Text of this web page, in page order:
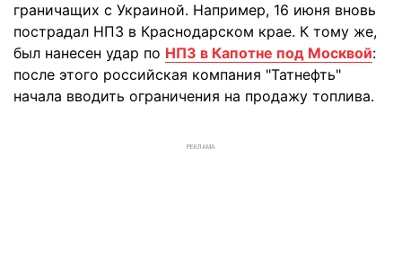
граничащих с Украиной. Например, 16 июня вновь
пострадал НПЗ в Краснодарском крае. К тому же,
был нанесен удар по НПЗ в Капотне под Москвой:
после этого российская компания "Татнефть"
начала вводить ограничения на продажу топлива.
РЕКЛАМА